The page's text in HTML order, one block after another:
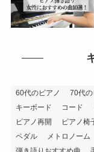
60代のピアノ 70代の
キーボード
コード
ピアノ再開
ピアノ椅
ペダル
メトロノーム